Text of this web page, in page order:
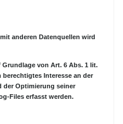
anderen Datenquellen wird
von Art. 6 Abs. 1 lit.
berechtigtes Interesse an der
der Optimierung seiner
Files erfasst werden.